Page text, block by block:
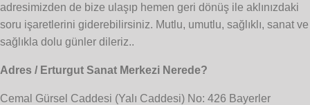
adresimizden de bize ulaşıp hemen geri dönüş ile aklınızdaki
soru işaretlerini giderebilirsiniz. Mutlu, umutlu, sağlıklı, sanat ve
sağlıkla dolu günler dileriz..
Adres / Erturgut Sanat Merkezi Nerede?
Cemal Gürsel Caddesi (Yalı Caddesi) No: 426 Bayerler